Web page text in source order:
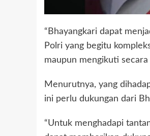
“Bhayangkari dapat
Polri yang begitu
maupun mengikuti secara
Menurutnya, yang
ini perlu dukungan dari
“Untuk menghadapi